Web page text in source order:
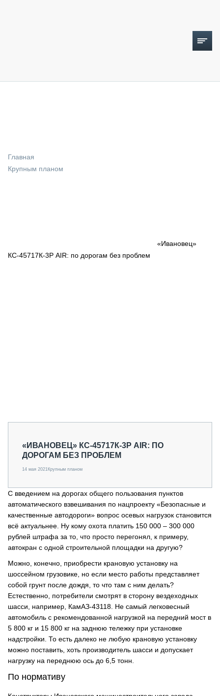
МЕРОПРИЯТИЯ
Главная
Крупным планом
«Ивановец»
КС-45717К-3Р AIR: по дорогам без проблем
«ИВАНОВЕЦ» КС-45717К-3Р AIR: ПО
ДОРОГАМ БЕЗ ПРОБЛЕМ
14 мая 2021Крупным планом
С введением на дорогах общего пользования пунктов
автоматического взвешивания по нацпроекту «Безопасные и
качественные автодороги» вопрос осевых нагрузок становится
всё актуальнее. Ну кому охота платить 150 000 – 300 000
рублей штрафа за то, что просто перегонял, к примеру,
автокран с одной строительной площадки на другую?
Можно, конечно, приобрести крановую установку на
шоссейном грузовике, но если место работы представляет
собой грунт после дождя, то что там с ним делать?
Естественно, потребители смотрят в сторону вездеходных
шасси, например, КамАЗ-43118. Не самый легковесный
автомобиль с рекомендованной нагрузкой на передний мост в
5 800 кг и 15 800 кг на заднюю тележку при установке
надстройки. То есть далеко не любую крановую установку
можно поставить, хоть производитель шасси и допускает
нагрузку на переднюю ось до 6,5 тонн.
По нормативу